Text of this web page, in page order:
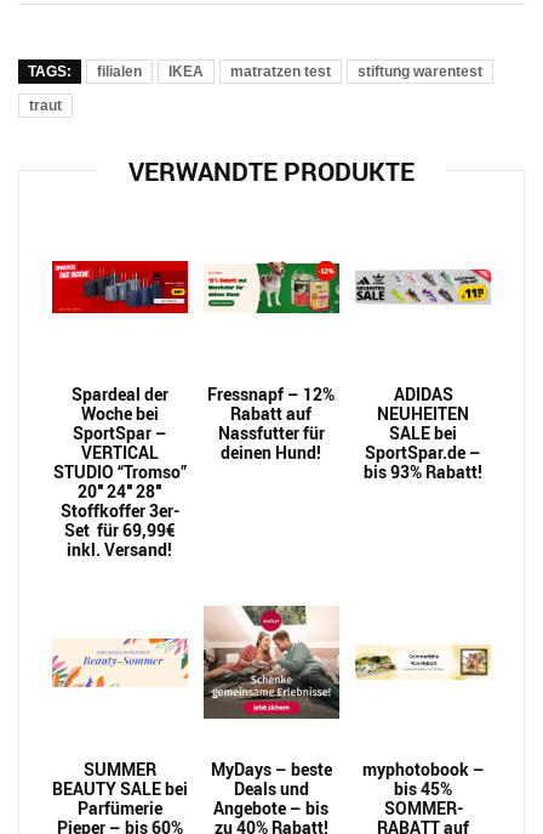
TAGS: filialen IKEA matratzen test
stiftung warentest
traut
VERWANDTE PRODUKTE
Spardeal der
Woche bei
SportSpar –
VERTICAL
STUDIO “Tromso”
20″ 24″ 28″
Stoffkoffer 3er-
Set für 69,99€
inkl. Versand!
Fressnapf – 12%
Rabatt auf
Nassfutter für
deinen Hund!
ADIDAS
NEUHEITEN
SALE bei
SportSpar.de –
bis 93% Rabatt!
SUMMER
BEAUTY SALE bei
Parfümerie
Pieper – bis 60%
MyDays – beste
Deals und
Angebote – bis
zu 40% Rabatt!
myphotobook –
bis 45%
SOMMER-
RABATT auf